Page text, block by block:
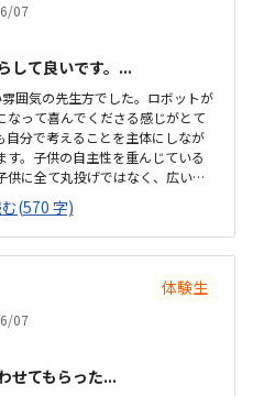
07
して良いです。...
囲気の先生方でした。ロボットが
なって喜んでくださる感じがとて
自分で考えることを主体にしなが
。子供の自主性を重んじている
に全て丸投げではなく、広い机
いたらやりやすいかな？」と声を
えていました。ロボット作りもヒ
書を読んで作り上げていました。
坂道があるので、暑い夏など、重
うルールも良いです。教室にある
います。キット代が兄弟割引で
欲を言えば、...
(570 字)
体験生
07
せてもらった...